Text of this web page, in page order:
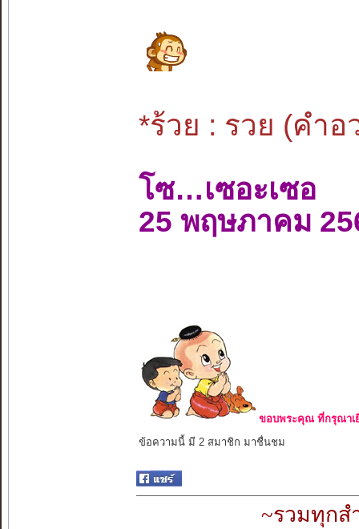
*ร้วย : รวย (คำ
โซ…เซอะเซอ
25 พฤษภาคม
ขอบพระคุณ ที่กรุณาเ
ข้อความนี้ มี 2 สมาชิก มาชื่นชม
~รวมทุกส